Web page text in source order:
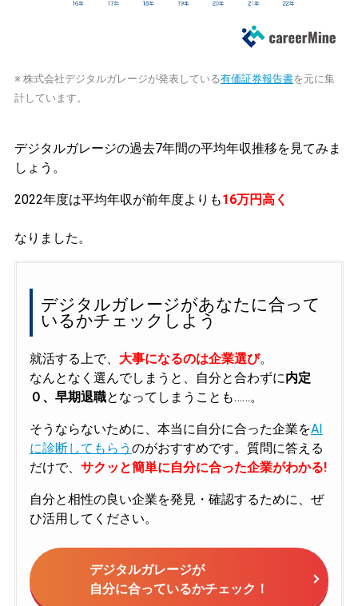
※ 株式会社デジタルガレージが発表している有価証券報告書を元に集
計しています。
デジタルガレージの過去7年間の平均年収推移を見てみま
しょう。
2022年度は平均年収が前年度よりも16万円高く
なりました。
デジタルガレージがあなたに合って
いるかチェックしよう
就活する上で、 大事になるのは企業選び。
なんとなく選んでしまうと、自分と合わずに内定
０、早期退職となってしまうことも……。
そうならないために、本当に自分に合った企業をAI
に診断してもらう のがおすすめです。質問に答える
だけで、 サクッと簡単に自分に合った企業がわかる!
自分と相性の良い企業を発見・確認するために、ぜ
ひ活用してください。
デジタルガレージが
自分に合っているかチェック！